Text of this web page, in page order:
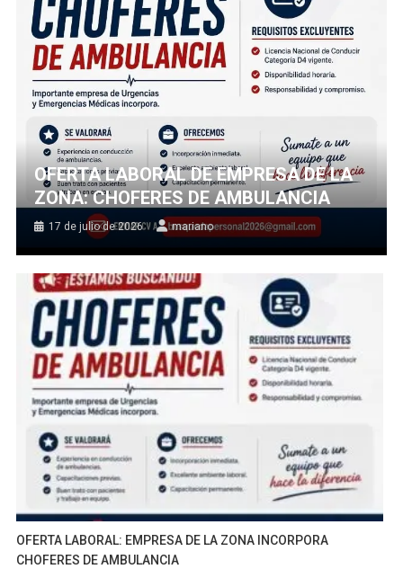
OFERTA LABORAL DE EMPRESA DE LA
ZONA: CHOFERES DE AMBULANCIA
17 de julio de 2026 mariano
OFERTA LABORAL: EMPRESA DE LA ZONA INCORPORA
CHOFERES DE AMBULANCIA